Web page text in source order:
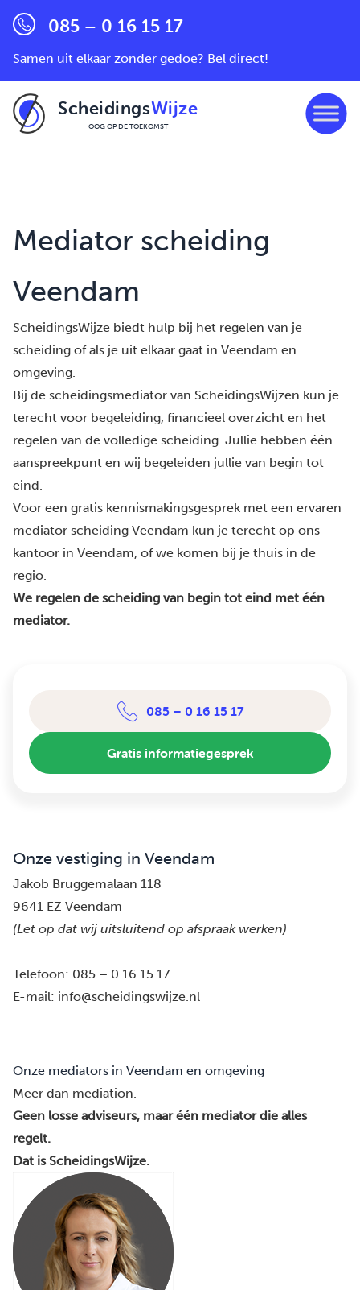
085 – 0 16 15 17
Samen uit elkaar zonder gedoe? Bel direct!
ScheidingsWijze
OOG OP DE TOEKOMST
Mediator scheiding
Veendam
ScheidingsWijze biedt hulp bij het regelen van je
scheiding of als je uit elkaar gaat in Veendam en
omgeving.
Bij de scheidingsmediator van ScheidingsWijzen kun je
terecht voor begeleiding, financieel overzicht en het
regelen van de volledige scheiding. Jullie hebben één
aanspreekpunt en wij begeleiden jullie van begin tot
eind.
Voor een gratis kennismakingsgesprek met een ervaren
mediator scheiding Veendam kun je terecht op ons
kantoor in Veendam, of we komen bij je thuis in de
regio.
We regelen de scheiding van begin tot eind met één
mediator.
085 – 0 16 15 17
Gratis informatiegesprek
Onze vestiging in Veendam
Jakob Bruggemalaan 118
9641 EZ Veendam
(Let op dat wij uitsluitend op afspraak werken)
Telefoon: 085 – 0 16 15 17
E-mail: info@scheidingswijze.nl
Onze mediators in Veendam en omgeving
Meer dan mediation.
Geen losse adviseurs, maar één mediator die alles
regelt.
Dat is ScheidingsWijze.